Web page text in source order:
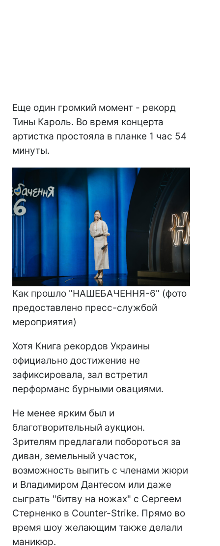
Еще один громкий момент - рекорд
Тины Кароль. Во время концерта
артистка простояла в планке 1 час 54
минуты.
Как прошло "НАШЕБАЧЕННЯ-6" (фото
предоставлено пресс-службой
мероприятия)
Хотя Книга рекордов Украины
официально достижение не
зафиксировала, зал встретил
перформанс бурными овациями.
Не менее ярким был и
благотворительный аукцион.
Зрителям предлагали побороться за
диван, земельный участок,
возможность выпить с членами жюри
и Владимиром Дантесом или даже
сыграть "битву на ножах" с Сергеем
Стерненко в Counter-Strike. Прямо во
время шоу желающим также делали
маникюр.